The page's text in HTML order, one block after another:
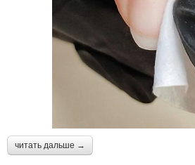
читать дальше →